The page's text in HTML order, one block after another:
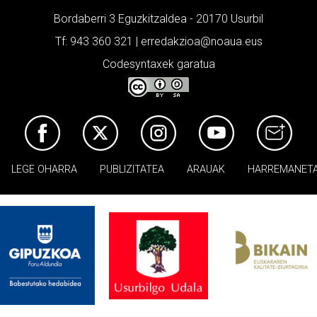
Bordaberri 3 Eguzkitzaldea - 20170 Usurbil
Tf: 943 360 321 | erredakzioa@noaua.eus
Codesyntaxek garatua
LEGE OHARRA PUBLIZITATEA ARAUAK